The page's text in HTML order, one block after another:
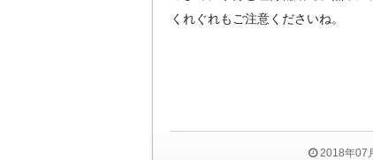
くれぐれもご注意くださいね。
2018年07